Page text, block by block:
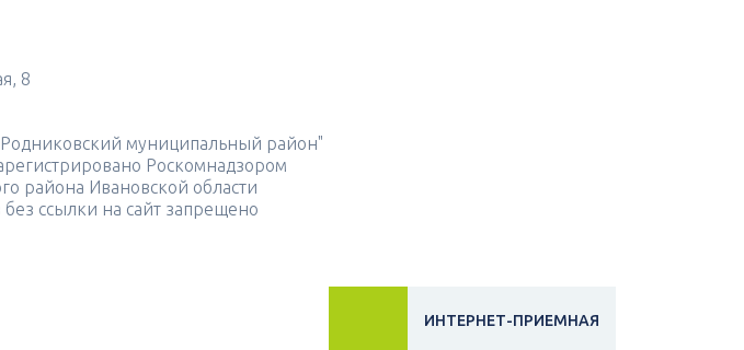
8
муниципальный район"
Роскомнадзором
района Ивановской области
ссылки на сайт запрещено
ИНТЕРНЕТ-ПРИЕМНАЯ